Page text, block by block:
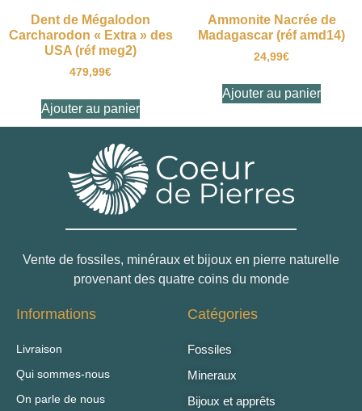
Dent de Mégalodon
Carcharodon « Extra » des
USA (réf meg2)
479,99€
Ajouter au panier
Ammonite Nacrée de
Madagascar (réf amd14)
24,99€
Ajouter au panier
Vente de fossiles, minéraux et bijoux en pierre naturelle
provenant des quatre coins du monde
Informations
Livraison
Qui sommes-nous
On parle de nous
Catégories
Fossiles
Mineraux
Bijoux et apprêts